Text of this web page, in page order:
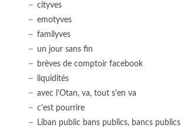
cityves
emotyves
familyves
un jour sans fin
brèves de comptoir facebook
liquidités
avec l'Otan, va, tout s'en va
c'est pourrire
Liban public bans publics, bancs publics